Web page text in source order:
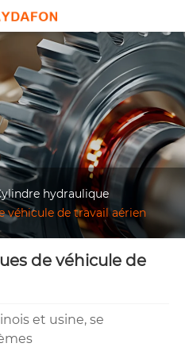
hydraulique
véhicule de travail aérien
de véhicule de
et usine, se